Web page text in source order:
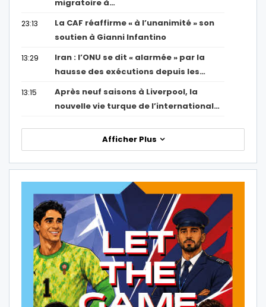
migratoire à…
23:13
La CAF réaffirme « à l’unanimité » son
soutien à Gianni Infantino
13:29
Iran : l’ONU se dit « alarmée » par la
hausse des exécutions depuis les…
13:15
Après neuf saisons à Liverpool, la
nouvelle vie turque de l’international…
Afficher Plus